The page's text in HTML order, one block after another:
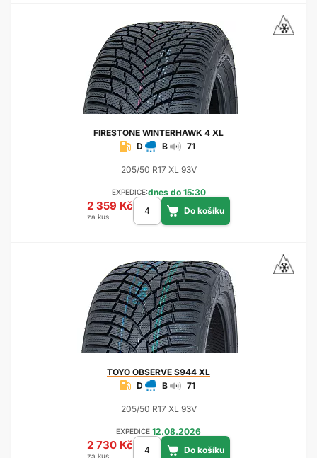
FIRESTONE WINTERHAWK 4 XL
D
B 71
205/50 R17 XL 93V
EXPEDICE:dnes do 15:30
2 359 Kč
za kus
TOYO OBSERVE S944 XL
D
B 71
205/50 R17 XL 93V
EXPEDICE:12.08.2026
2 730 Kč
za kus